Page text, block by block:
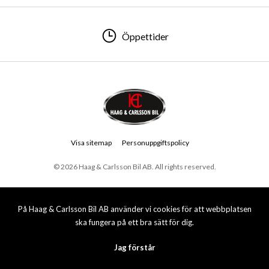
På Haag & Carlsson Bil AB använder vi cookies för att webbplatsen
ska fungera på ett bra sätt för dig.
Jag förstår
Öppettider
© 2026 Haag & Carlsson Bil AB. All rights reserved.
Visa sitemap Personuppgiftspolicy